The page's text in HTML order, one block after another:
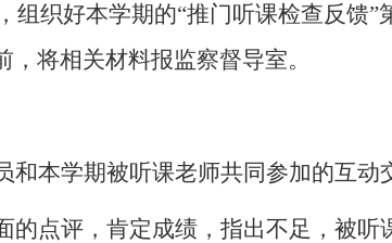
组织好本学期的“推门听课检查反馈”
将相关材料报监察督导室。
本学期被听课老师共同参加的互动
的点评，肯定成绩，指出不足，被听